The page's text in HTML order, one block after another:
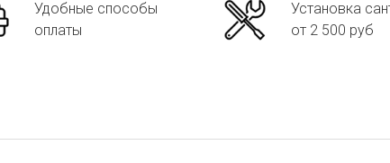
Удобные способы
оплаты
Установка
от 2 500 руб